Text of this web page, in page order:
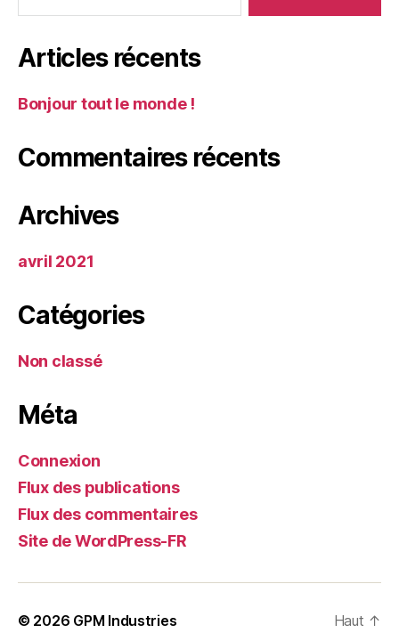
Articles récents
Bonjour tout le monde !
Commentaires récents
Archives
avril 2021
Catégories
Non classé
Méta
Connexion
Flux des publications
Flux des commentaires
Site de WordPress-FR
© 2026 GPM Industries Haut ↑